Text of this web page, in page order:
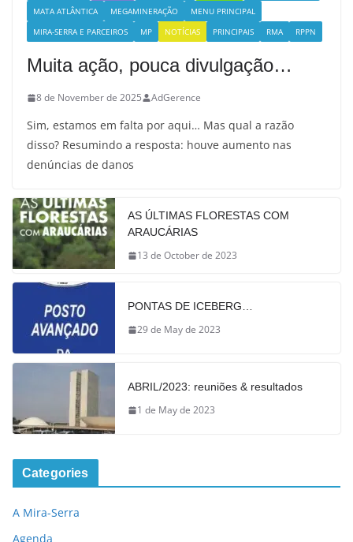
MATA ATLÂNTICA
MEGAMINERAÇÃO
MENU PRINCIPAL
MIRA-SERRA E PARCEIROS
MP NOTÍCIAS PRINCIPAIS RMA RPPN
Muita ação, pouca divulgação…
8 de November de 2025 AdGerence
Sim, estamos em falta por aqui… Mas qual a razão
disso? Resumindo a resposta: houve aumento nas
denúncias de danos
AS ÚLTIMAS FLORESTAS COM
ARAUCÁRIAS
13 de October de 2023
PONTAS DE ICEBERG…
29 de May de 2023
ABRIL/2023: reuniões & resultados
1 de May de 2023
Categories
A Mira-Serra
Agenda